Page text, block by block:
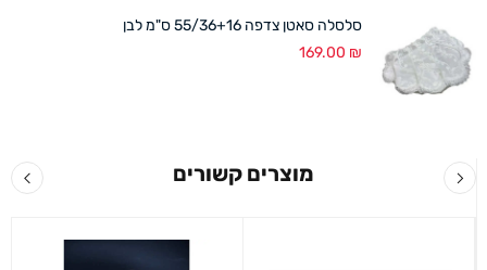
סלסלה סאטן צדפה 55/36+16 ס"מ לבן
169.00 ₪
מוצרים קשורים